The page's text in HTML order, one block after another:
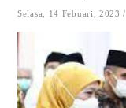
Selasa, 14 Febuari, 2023